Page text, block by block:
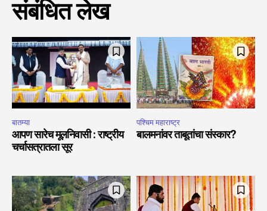
संबंधित लेख
बातम्या
आपण सारेच मूलनिवासी : राष्ट्रीय
चर्चासत्रातला सूर
पश्चिम महाराष्ट्र
बालमनांवर ताबूतांचा संस्कार?